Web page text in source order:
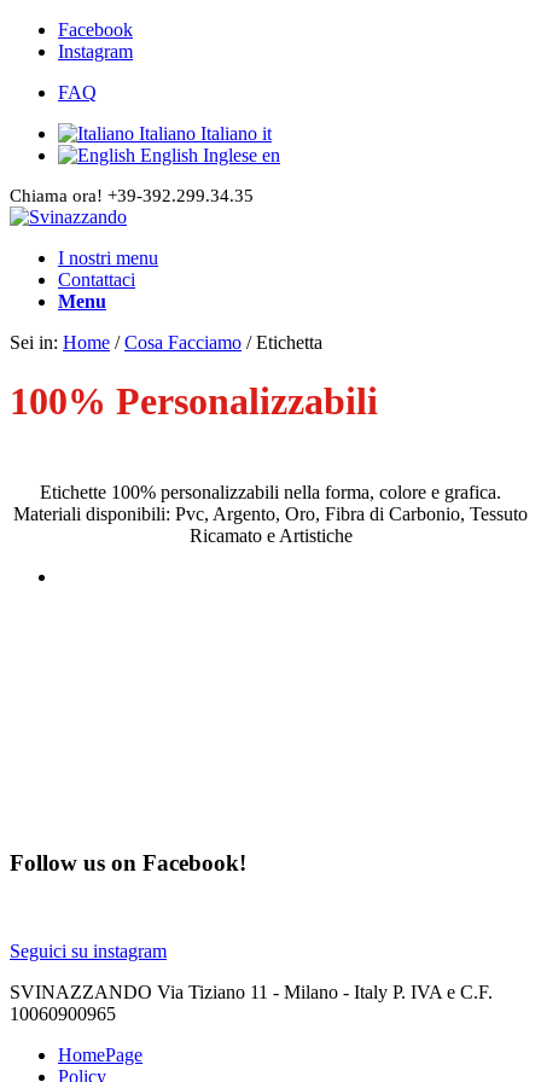
Facebook
Instagram
FAQ
Italiano Italiano it
English Inglese en
Chiama ora! +39-392.299.34.35
I nostri menu
Contattaci
Menu
Sei in: Home / Cosa Facciamo / Etichetta
100% Personalizzabili
Etichette 100% personalizzabili nella forma, colore e grafica.
Materiali disponibili: Pvc, Argento, Oro, Fibra di Carbonio, Tessuto
Ricamato e Artistiche
Follow us on Facebook!
Seguici su instagram
SVINAZZANDO Via Tiziano 11 - Milano - Italy P. IVA e C.F.
10060900965
HomePage
Policy